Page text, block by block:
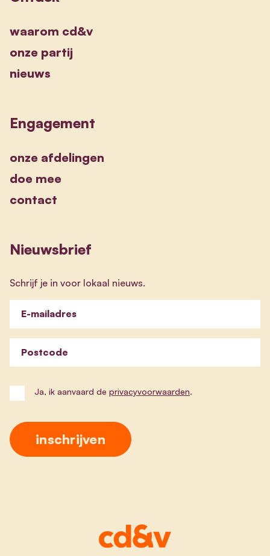
waarom cd&v
onze partij
nieuws
Engagement
onze afdelingen
doe mee
contact
Nieuwsbrief
Schrijf je in voor lokaal nieuws.
E-mailadres
Postcode
Ja, ik aanvaard de privacyvoorwaarden.